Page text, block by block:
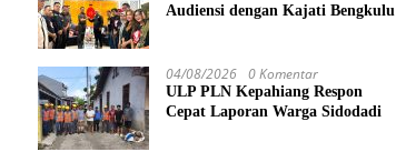
Audiensi dengan Kajati Bengkulu
04/08/2026 0 Komentar
ULP PLN Kepahiang Respon
Cepat Laporan Warga Sidodadi